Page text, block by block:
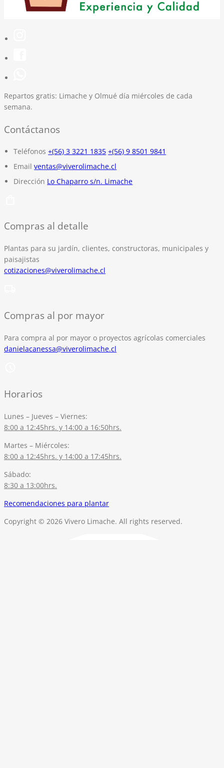
Repartos gratis: Limache y Olmué día miércoles de cada
semana.
Contáctanos
Teléfonos +(56) 3 3221 1835 +(56) 9 8501 9841
Email ventas@viverolimache.cl
Dirección Lo Chaparro s/n. Limache
Compras al detalle
Plantas para su jardín, clientes, constructoras, municipales y
paisajistas
cotizaciones@viverolimache.cl
Compras al por mayor
Para compra al por mayor o proyectos agrícolas comerciales
danielacanessa@viverolimache.cl
Horarios
Lunes – Jueves – Viernes:
8:00 a 12:45hrs. y 14:00 a 16:50hrs.
Martes – Miércoles:
8:00 a 12:45hrs. y 14:00 a 17:45hrs.
Sábado:
8:30 a 13:00hrs.
Recomendaciones para plantar
Copyright © 2026 Vivero Limache. All rights reserved.